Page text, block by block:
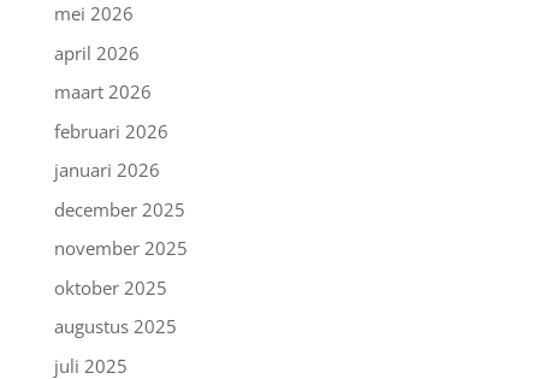
mei 2026
april 2026
maart 2026
februari 2026
januari 2026
december 2025
november 2025
oktober 2025
augustus 2025
juli 2025